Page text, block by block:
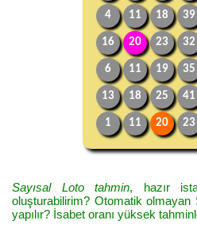
4 11 18 39
16 20 23 32
6 11 19 35
13 18 25 41
1 11 20 23
Sayısal Loto tahmin, hazır
oluşturabilirim? Otomatik olmayan
yapılır? İsabet oranı yüksek